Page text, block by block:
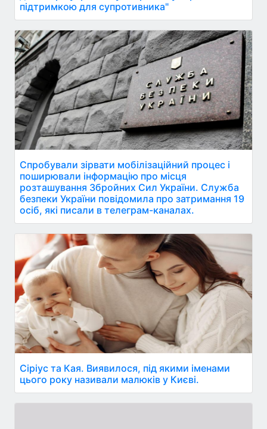
підтримкою для супротивника"
Спробували зірвати мобілізаційний процес і
поширювали інформацію про місця
розташування Збройних Сил України. Служба
безпеки України повідомила про затримання 19
осіб, які писали в телеграм-каналах.
Сіріус та Кая. Виявилося, під якими іменами
цього року називали малюків у Києві.